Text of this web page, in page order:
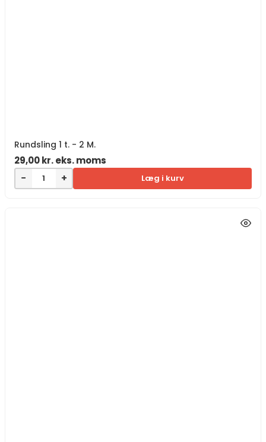
Rundsling 1 t. - 2 M.
29,00kr.eks. moms
− + Læg i kurv